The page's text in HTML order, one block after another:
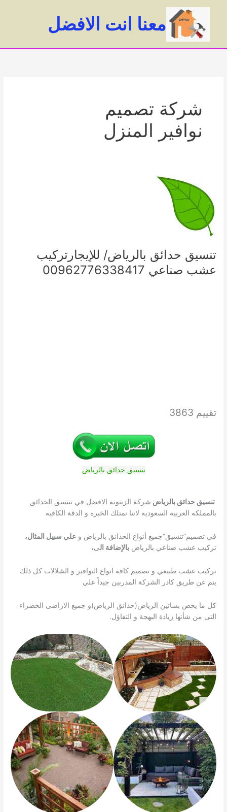
المحتوى
معنا انت الافضل
شركة تصميم
نوافير المنزل
تنسيق حدائق بالرياض/ للإيجارتركيب
عشب صناعي 00962776338417
تقييم 3863
تنسيق حدائق بالرياض
تنسيق حدائق بالرياض شركة الزيتونة الافضل في تنسيق الحدائق
بالمملكه العربيه السعوديه لاننا نمتلك الخبره و الدقة الكافيه
في تصميم”تنسيق”جميع أنواع الحدائق بالرياض وعلي سبيل المثال،
تركيب عشب صناعي بالرياضبالإضافة الى،
تركيب عشب طبيعي و تصميم كافة انواع النوافير و الشلالات كل ذلك
يتم عن طريق كادر الشركة المدربين جيداً علي
كل ما يخص بساتين الرياض(حدائق الرياض)و جميع الاراضى الخضراء
التى من شأنها زيادة البهجة و التفاؤل.